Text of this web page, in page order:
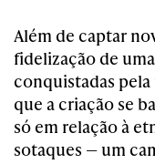
Além de captar
fidelização de
conquistadas
que a criação se
só em relação à
sotaques — um